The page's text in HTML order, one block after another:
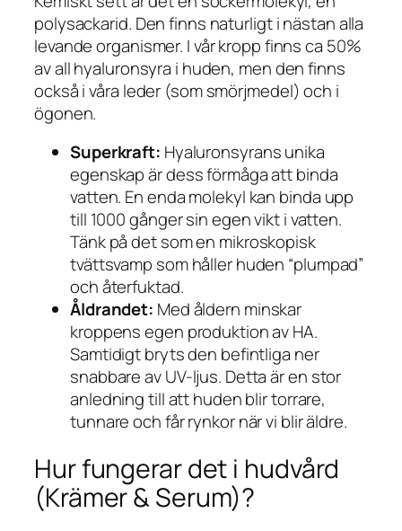
polysackarid. Den finns naturligt i nästan alla
levande organismer. I vår kropp finns ca 50%
av all hyaluronsyra i huden, men den finns
också i våra leder (som smörjmedel) och i
ögonen.
Superkraft: Hyaluronsyrans unika
egenskap är dess förmåga att binda
vatten. En enda molekyl kan binda upp
till 1000 gånger sin egen vikt i vatten.
Tänk på det som en mikroskopisk
tvättsvamp som håller huden “plumpad”
och återfuktad.
Åldrandet: Med åldern minskar
kroppens egen produktion av HA.
Samtidigt bryts den befintliga ner
snabbare av UV-ljus. Detta är en stor
anledning till att huden blir torrare,
tunnare och får rynkor när vi blir äldre.
Hur fungerar det i hudvård
(Krämer & Serum)?